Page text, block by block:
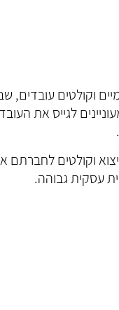
וקולטים
לגייס את
וקולטים
עסקית גבוהה.